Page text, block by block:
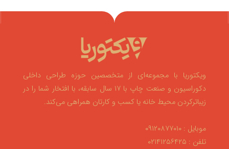
ویکتوریا با مجموعه‌ای از متخصصین حوزه طراحی داخلی
دکوراسیون و صنعت چاپ با ۱۷ سال سابقه، با افتخار شما را در
زیباترکردن محیط خانه یا کسب و کارتان همراهی می‌کند.
موبایل : ۰۹۱۲۰۸۷۷۰۱۰
تلفن : ۰۲۱۴۱۲۵۶۴۲۵